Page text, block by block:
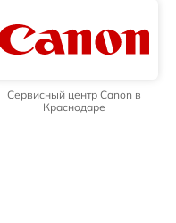
Сервисный центр Canon в
Краснодаре